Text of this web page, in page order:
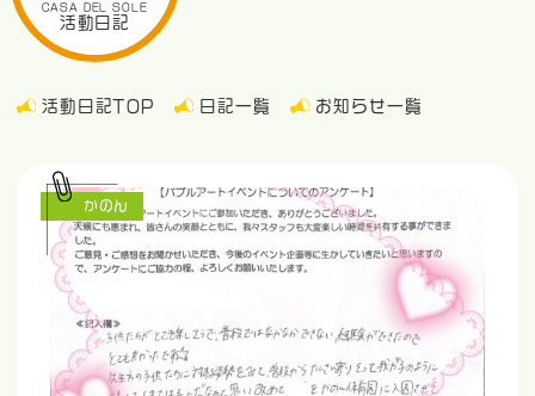
CASA DEL SOLE
活動日記
活動日記TOP 日記一覧 お知らせ一覧
かのん